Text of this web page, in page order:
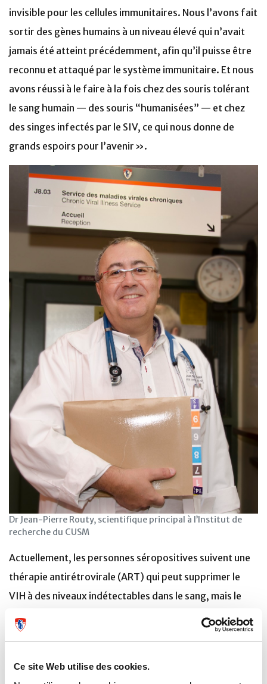
Ce site Web utilise des cookies.
invisible pour les cellules immunitaires. Nous l’avons fait
sortir des gènes humains à un niveau élevé qui n’avait
jamais été atteint précédemment, afin qu’il puisse être
reconnu et attaqué par le système immunitaire. Et nous
avons réussi à le faire à la fois chez des souris tolérant
le sang humain — des souris “humanisées” — et chez
des singes infectés par le SIV, ce qui nous donne de
grands espoirs pour l’avenir ».
Dr Jean-Pierre Routy, scientifique principal à l’Institut de
recherche du CUSM
Actuellement, les personnes séropositives suivent une
thérapie antirétrovirale (ART) qui peut supprimer le
VIH à des niveaux indétectables dans le sang, mais le
virus persiste dans tout le corps dans les cellules
T CD4+ infectées. Le système immunitaire ne peut pas
peut les éliminer.